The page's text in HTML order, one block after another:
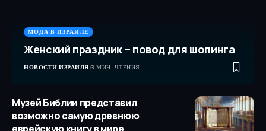
МОДА В ИЗРАИЛЕ
Женский праздник – повод для шопинга
НОВОСТИ ИЗРАИЛЯ 3 МИН. ЧТЕНИЯ
Музей Библии представил
возможно самую древнюю